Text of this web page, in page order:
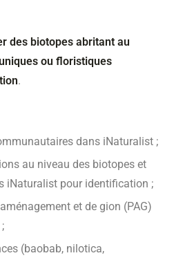
des biotopes abritant au
ou floristiques
.
dans iNaturalist ;
au niveau des biotopes et
iNaturalist pour identification ;
et de gion (PAG)
(baobab, nilotica,